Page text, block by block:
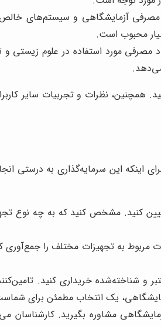
محبوب است.
همچنین، نظرات و تجربیات سایر
این سرمایه‌گذاری به درستی
کنید. مشخص کنید که به چه نوع
مربوط به تجهیزات مختلف را
و شناخته‌شده خریداری کنید.
یک انتخاب مطمئن برای
مشاوره بگیرید. کارشناسان